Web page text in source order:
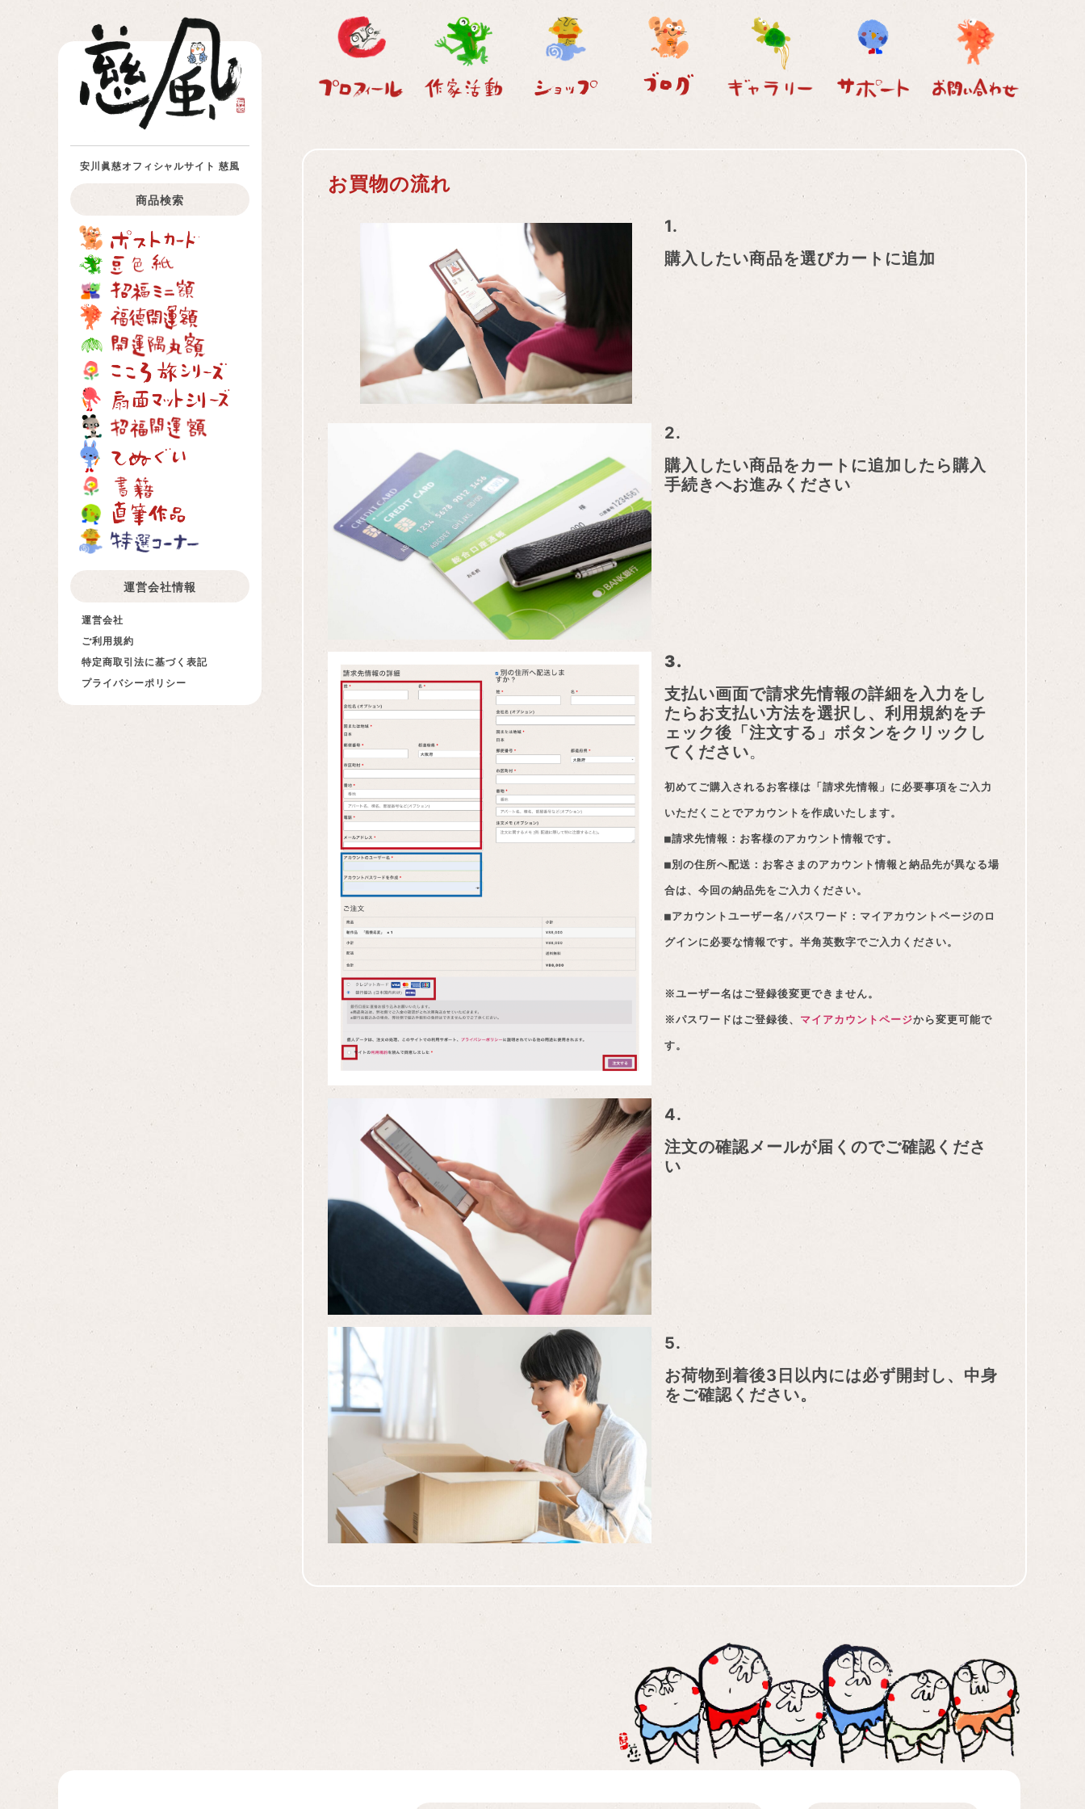
安川眞慈オフィシャルサイト 慈風
商品検索
運営会社情報
運営会社
ご利用規約
特定商取引法に基づく表記
プライバシーポリシー
お買物の流れ
1.
購入したい商品を選びカートに追加
2.
購入したい商品をカートに追加したら購入
手続きへお進みください
3.
支払い画面で請求先情報の詳細を入力をし
たらお支払い方法を選択し、利用規約をチ
ェック後「注文する」ボタンをクリックし
てください。
初めてご購入されるお客様は「請求先情報」に必要事項をご入力
いただくことでアカウントを作成いたします。
■請求先情報：お客様のアカウント情報です。
■別の住所へ配送：お客さまのアカウント情報と納品先が異なる場
合は、今回の納品先をご入力ください。
■アカウントユーザー名/パスワード：マイアカウントページのロ
グインに必要な情報です。半角英数字でご入力ください。
※ユーザー名はご登録後変更できません。
※パスワードはご登録後、 マイアカウントページから変更可能で
す。
4.
注文の確認メールが届くのでご確認くださ
い
5.
お荷物到着後3日以内には必ず開封し、中身
をご確認ください。